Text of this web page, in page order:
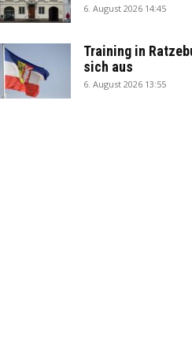
6. August 2026 14:45
Training in
sich aus
6. August 2026 13:55